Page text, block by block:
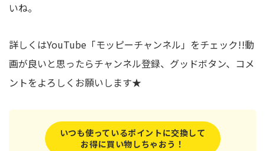
いね。
詳しくはYouTube「モッピーチャンネル」をチェック!!動
画が良いと思ったらチャンネル登録、グッドボタン、コメ
ントをよろしくお願いします★
いつも使っているポイントに交換して
お得に買い物しちゃおう！